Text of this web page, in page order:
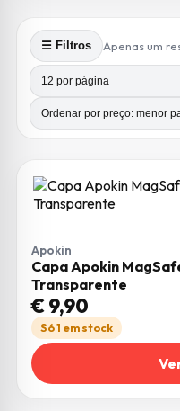
☰ Filtros Apenas um
Produtos por página
Número de colunas
Apokin
Capa Apokin
Transparente
€9,90
Só 1 em stock